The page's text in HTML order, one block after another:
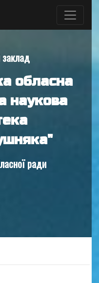
обласна
наукова
ради